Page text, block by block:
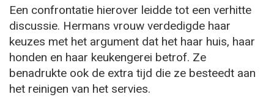
Een confrontatie hierover leidde tot een verhitte
discussie. Hermans vrouw verdedigde haar
keuzes met het argument dat het haar huis, haar
honden en haar keukengerei betrof. Ze
benadrukte ook de extra tijd die ze besteedt aan
het reinigen van het servies.